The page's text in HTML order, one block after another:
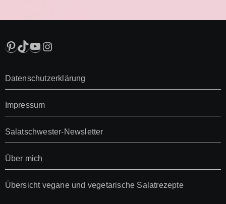
Pinterest
TikTok
YouTube
Instagram
Datenschutzerklärung
Impressum
Salatschwester-Newsletter
Über mich
Übersicht vegane und vegetarische Salatrezepte